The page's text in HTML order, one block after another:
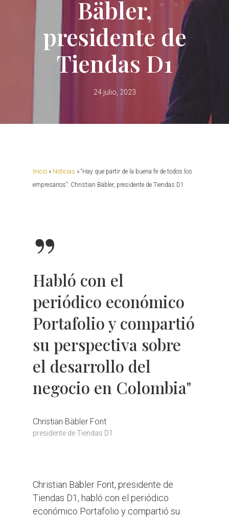
Bäbler,
presidente de
Tiendas D1
24 julio, 2023
Inicio » Noticias » “Hay que partir de la buena fe de todos los
empresarios”: Christian Bäbler, presidente de Tiendas D1
”
Habló con el
periódico económico
Portafolio y compartió
su perspectiva sobre
el desarrollo del
negocio en Colombia"
Christian Bäbler Font
presidente de Tiendas D1
Christian Bäbler Font, presidente de
Tiendas D1, habló con el periódico
económico Portafolio y compartió su